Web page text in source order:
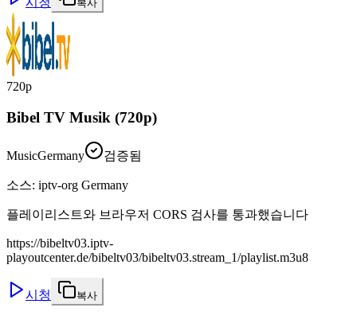
복사
720p
Bibel TV Musik (720p)
MusicGermany 검증됨
소스: iptv-org Germany
플레이리스트와 브라우저 CORS 검사를 통과했습니다
https://bibeltv03.iptv-
playoutcenter.de/bibeltv03/bibeltv03.stream_1/playlist.m3u8
시청 복사